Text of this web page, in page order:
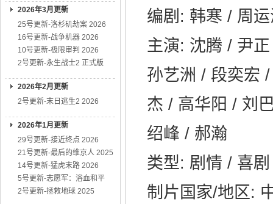
2026年3月更新
25号更新-洛杉矶劫案 2026
16号更新-战争机器 2026
10号更新-极限审判 2026
2号更新-永生战士2 正式版
2026年2月更新
2号更新-末日逃生2 2026
2026年1月更新
29号更新-接近终点 2026
21号更新-最后的维京人 2025
14号更新-猛虎末路 2026
5号更新-志愿军：浴血和平
2号更新-拯救地球 2025
编剧: 韩寒 / 周
主演: 沈腾 / 尹
孙艺洲 / 段奕宏
杰 / 高华阳 / 刘
绍峰 / 郝瀚
类型: 剧情 / 喜
制片国家/地区: